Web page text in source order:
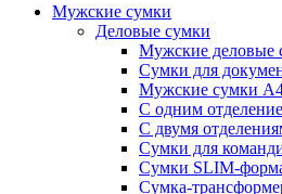
Мужские сумки
Деловые сумки
Мужские деловые
Сумки для
Мужские сумки
С одним
С двумя
Сумки для
Сумки SLIM-
Сумка-